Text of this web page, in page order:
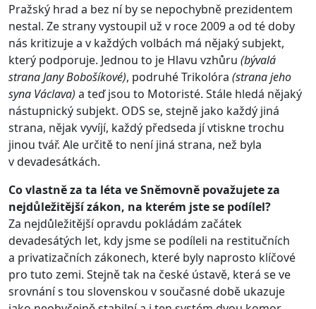
Pražský hrad a bez ní by se nepochybně prezidentem
nestal. Ze strany vystoupil už v roce 2009 a od té doby
nás kritizuje a v každých volbách má nějaký subjekt,
který podporuje. Jednou to je Hlavu vzhůru (bývalá
strana Jany Bobošíkové), podruhé Trikolóra (strana jeho
syna Václava) a teď jsou to Motoristé. Stále hledá nějaký
nástupnický subjekt. ODS se, stejně jako každý jiná
strana, nějak vyvíjí, každý předseda jí vtiskne trochu
jinou tvář. Ale určitě to není jiná strana, než byla
v devadesátkách.
Co vlastně za ta léta ve Sněmovně považujete za
nejdůležitější zákon, na kterém jste se podílel?
Za nejdůležitější opravdu pokládám začátek
devadesátých let, kdy jsme se podíleli na restitučních
a privatizačních zákonech, které byly naprosto klíčové
pro tuto zemi. Stejně tak na české ústavě, která se ve
srovnání s tou slovenskou v současné době ukazuje